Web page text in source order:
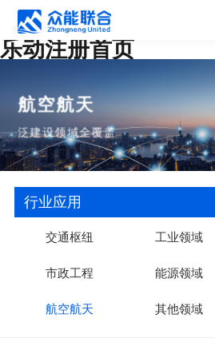
乐动注册首页
航空航天
泛建设领域全覆盖
行业应用
交通枢纽 工业领域
市政工程 能源领域
航空航天 其他领域